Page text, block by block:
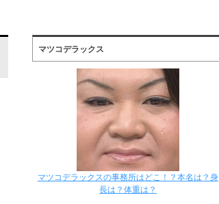
マツコデラックス
マツコデラックスの事務所はどこ！？本名は？身
長は？体重は？